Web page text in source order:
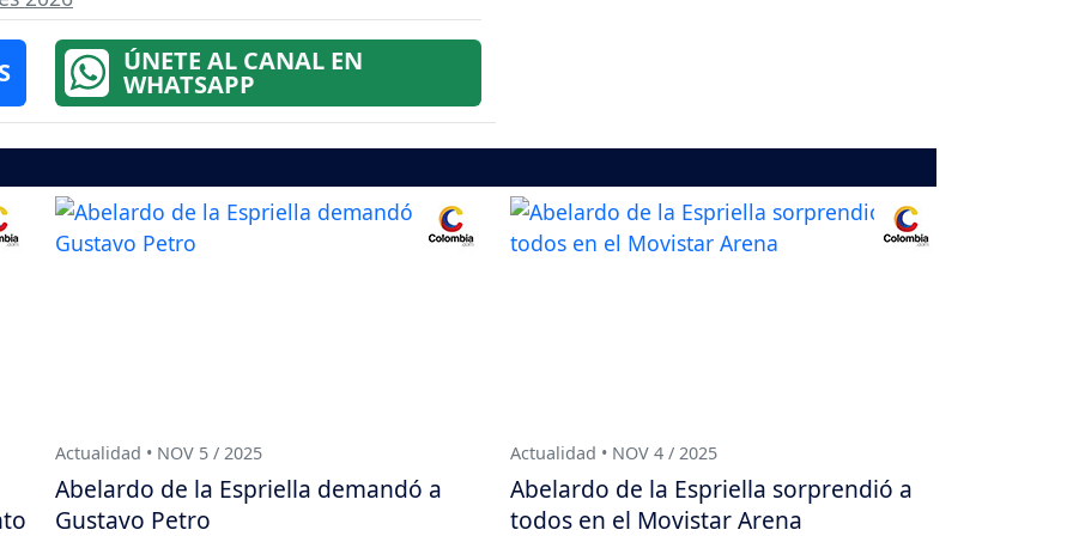
ÚNETE AL CANAL EN
WHATSAPP
Actualidad • NOV 5 / 2025
Abelardo de la Espriella demandó a
Gustavo Petro
Actualidad • NOV 4 / 2025
Abelardo de la Espriella sorprendió a
todos en el Movistar Arena